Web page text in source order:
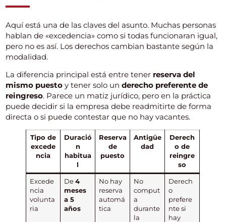
Aquí está una de las claves del asunto. Muchas personas
hablan de «excedencia» como si todas funcionaran igual,
pero no es así. Los derechos cambian bastante según la
modalidad.
La diferencia principal está entre tener reserva del
mismo puesto y tener solo underecho preferente de
reingreso. Parece un matiz jurídico, pero en la práctica
puede decidir si la empresa debe readmitirte de forma
directa o si puede contestar que no hay vacantes.
Tipo de
excede
ncia
Duració
n
habitua
l
Reserva
de
puesto
Antigüe
dad
Derech
o de
reingre
so
Excede
ncia
volunta
ria
De 4
meses
a 5
años
No hay
reserva
automá
tica
No
comput
a
durante
la
Derech
o
prefere
nte si
hay